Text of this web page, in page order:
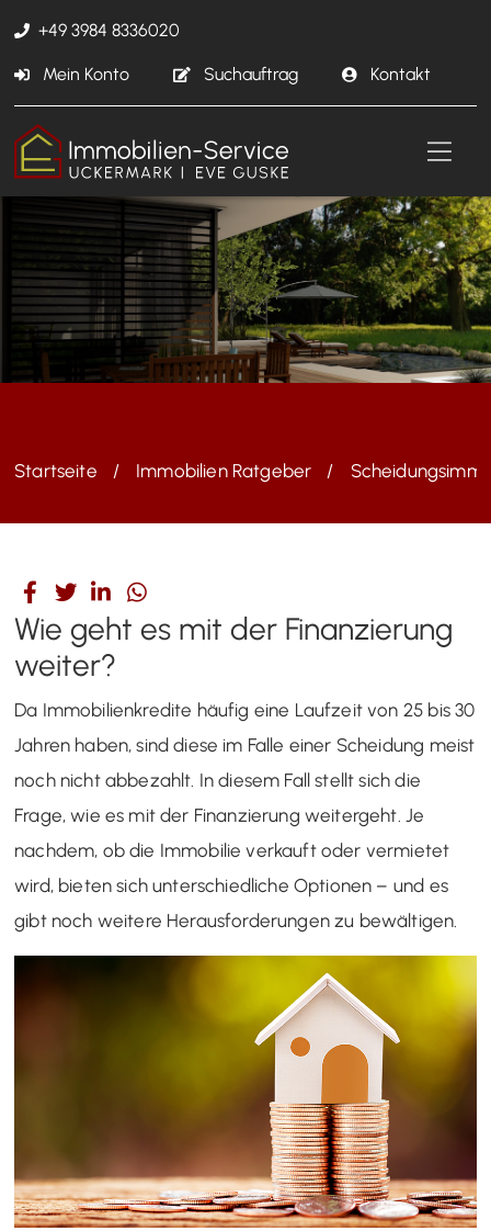
+49 3984 8336020
Mein Konto Suchauftrag Kontakt
Startseite Immobilien Ratgeber
Wie geht es mit der Finanzierung
weiter?
Da Immobilienkredite häufig eine Laufzeit von 25 bis 30
Jahren haben, sind diese im Falle einer Scheidung meist
noch nicht abbezahlt. In diesem Fall stellt sich die
Frage, wie es mit der Finanzierung weitergeht. Je
nachdem, ob die Immobilie verkauft oder vermietet
wird, bieten sich unterschiedliche Optionen – und es
gibt noch weitere Herausforderungen zu bewältigen.